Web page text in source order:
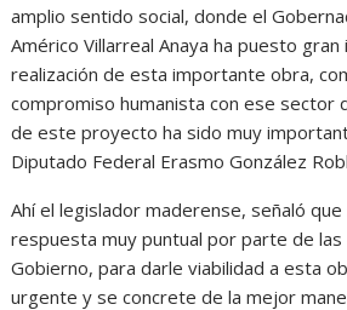
amplio sentido social, donde el
Américo Villarreal Anaya ha puesto
realización de esta importante obra,
compromiso humanista con ese sector
de este proyecto ha sido muy
Diputado Federal Erasmo González
Ahí el legislador maderense, señaló
respuesta muy puntual por parte de
Gobierno, para darle viabilidad a esta
urgente y se concrete de la mejor